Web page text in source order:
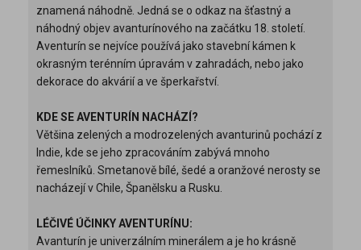
znamená náhodně. Jedná se o odkaz na šťastný a
náhodný objev avanturínového na začátku 18. století.
Aventurín se nejvíce používá jako stavební kámen k
okrasným terénním úpravám v zahradách, nebo jako
dekorace do akvárií a ve šperkařství.
KDE SE AVENTURÍN NACHÁZÍ?
Většina zelených a modrozelených avanturinů pochází z
Indie, kde se jeho zpracováním zabývá mnoho
řemeslníků. Smetanově bílé, šedé a oranžové nerosty se
nacházejí v Chile, Španělsku a Rusku.
LÉČIVÉ ÚČINKY AVENTURÍNU:
Avanturín je univerzálním minerálem a je ho krásně